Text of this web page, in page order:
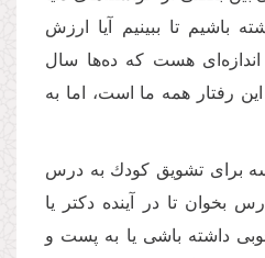
باشیم تا ببینیم آیا ارزش
اندازه‌ای هست که ده‌ها سال
رفتار همه ما است، اما به
برای تشویق كودك به درس
بخوان تا در آینده دکتر یا
داشته باشی یا به پست و